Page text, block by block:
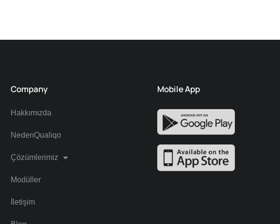
Company
Hakkımızda
NedenQualiqo
Çözümlerimiz
Modüller
İletişim
Mobile App